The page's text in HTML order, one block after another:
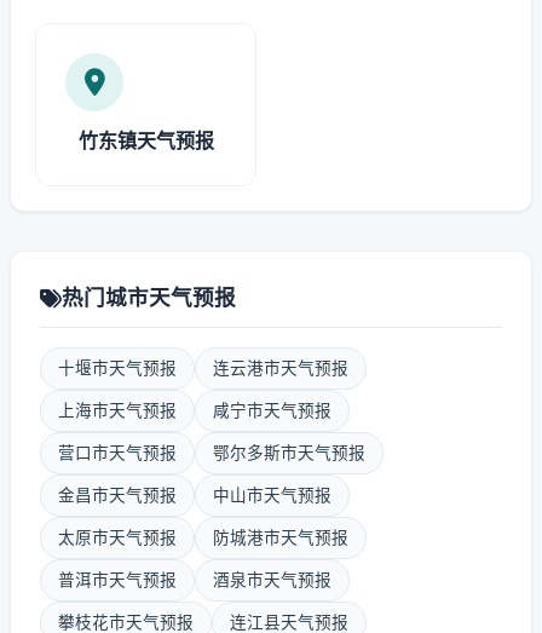
竹东镇天气预报
热门城市天气预报
十堰市天气预报 连云港市天气预报
上海市天气预报 咸宁市天气预报
营口市天气预报 鄂尔多斯市天气预报
金昌市天气预报 中山市天气预报
太原市天气预报 防城港市天气预报
普洱市天气预报 酒泉市天气预报
攀枝花市天气预报 连江县天气预报